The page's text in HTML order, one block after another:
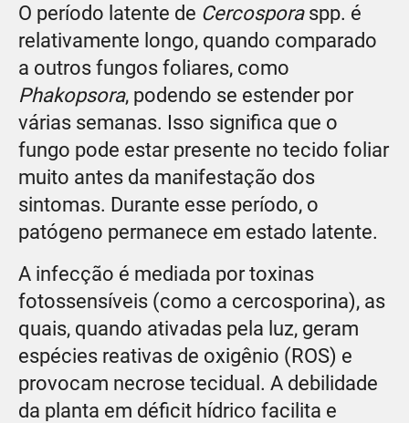
O período latente de Cercosporaspp. é
relativamente longo, quando comparado
a outros fungos foliares, como
Phakopsora, podendo se estender por
várias semanas. Isso significa que o
fungo pode estar presente no tecido foliar
muito antes da manifestação dos
sintomas. Durante esse período, o
patógeno permanece em estado latente.
A infecção é mediada por toxinas
fotossensíveis (como a cercosporina), as
quais, quando ativadas pela luz, geram
espécies reativas de oxigênio (ROS) e
provocam necrose tecidual. A debilidade
da planta em déficit hídrico facilita e